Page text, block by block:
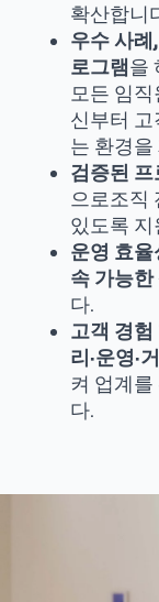
확산합니
우수 사례
로그램 을
모든 임
신부터 고
는 환경을
검증된
으로조직
있도록
운영 효율
속 가능한
다.
고객 경
리·운영·
켜 업계
다.